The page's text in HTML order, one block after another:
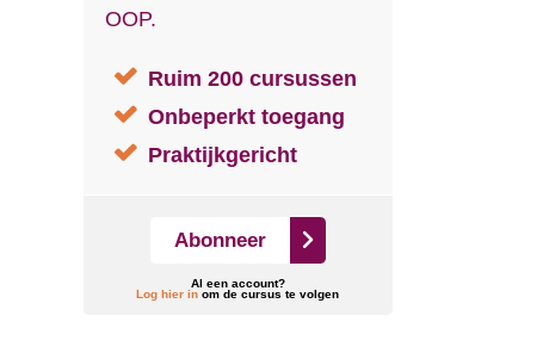
OOP.
Ruim 200 cursussen
Onbeperkt toegang
Praktijkgericht
Abonneer
Al een account?
Log hier in om de cursus te volgen